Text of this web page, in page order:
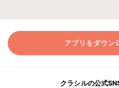
アプリをダウン
クラシルの公式